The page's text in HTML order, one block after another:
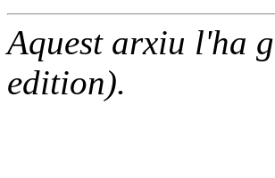
Aquest arxiu l'ha
edition).